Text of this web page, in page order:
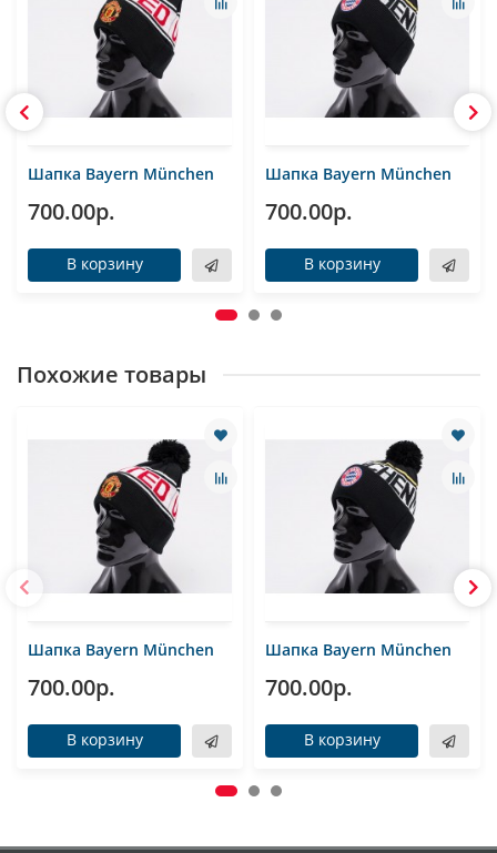
Шапка Bayern München
700.00р.
В корзину
Шапка Bayern München
700.00р.
В корзину
Похожие товары
Шапка Bayern München
700.00р.
В корзину
Шапка Bayern München
700.00р.
В корзину